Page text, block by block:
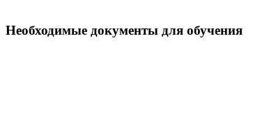
Необходимые документы для обучения